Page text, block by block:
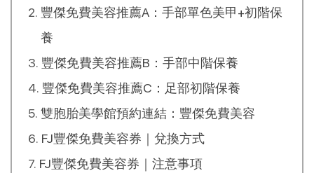
豐傑免費美容推薦A：手部單色美甲+初階保
養
豐傑免費美容推薦B：手部中階保養
豐傑免費美容推薦C：足部初階保養
雙胞胎美學館預約連結：豐傑免費美容
FJ豐傑免費美容券｜兌換方式
FJ豐傑免費美容券｜注意事項